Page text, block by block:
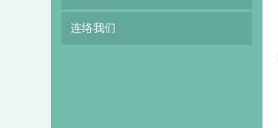
连络我们